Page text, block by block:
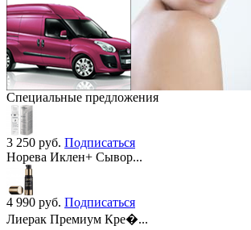
Специальные предложения
3 250 руб. Подписаться
Норева Иклен+ Сывор...
4 990 руб. Подписаться
Лиерак Премиум Кре�...